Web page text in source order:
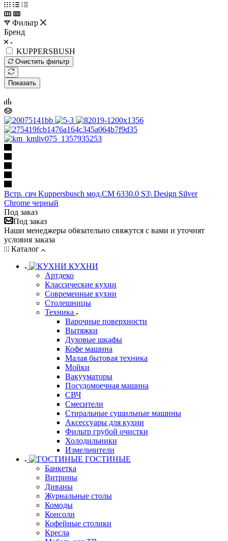
Фильтр
Бренд
KUPPERSBUSH
Очистить фильтр
Показать
Встр. свч Kuppersbusch мод.CM 6330.0 S3\ Design Silver
Chrome черный
Под заказ
Под заказ
Наши менеджеры обязательно свяжутся с вами и уточнят
условия заказа
Каталог
КУХНИ
Артдеко
Классические кухни
Современные кухни
Столешницы
Техника
Варочные поверхности
Вытяжки
Духовые шкафы
Кофе машина
Малая бытовая техника
Мойки
Вакууматоры
Посудомоечная машина
СВЧ
Смесители
Стиральные сушильные машины
Аксессуары для кухни
Фильтр грубой очистки
Холодильники
Измельчители
ГОСТИНЫЕ
Банкетка
Витрины
Диваны
Журнальные столы
Комоды
Консоли
Кофейные столики
Кресла